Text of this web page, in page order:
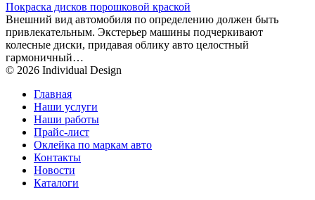
Покраска дисков порошковой краской
Внешний вид автомобиля по определению должен быть
привлекательным. Экстерьер машины подчеркивают
колесные диски, придавая облику авто целостный
гармоничный…
© 2026 Individual Design
Главная
Наши услуги
Наши работы
Прайс-лист
Оклейка по маркам авто
Контакты
Новости
Каталоги